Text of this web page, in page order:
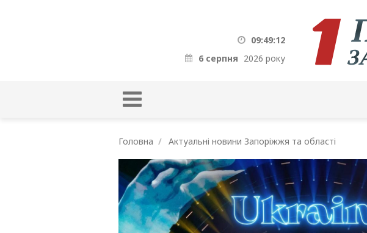
09:49:12
6 серпня 2026 року
Головна Актуальні новини Запоріжжя та області